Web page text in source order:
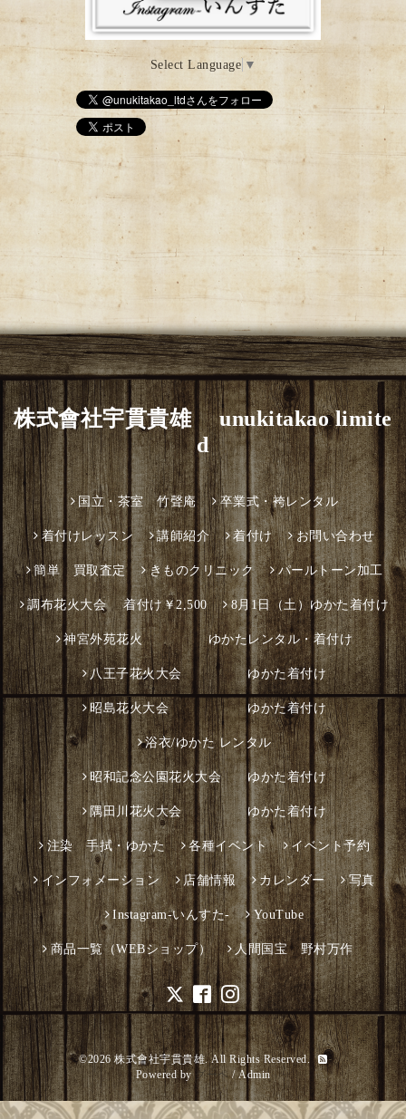
Select Language ▼
株式會社宇貫貴雄 unukitakao limite
d
国立・茶室 竹聲庵 卒業式・袴レンタル
着付けレッスン 講師紹介 着付け お問い合わせ
簡単 買取査定 きものクリニック パールトーン加工
調布花火大会 着付け￥2,500 8月1日（土）ゆかた着付け
神宮外苑花火 ゆかたレンタル・着付け
八王子花火大会 ゆかた着付け
昭島花火大会 ゆかた着付け
浴衣/ゆかた レンタル
昭和記念公園花火大会 ゆかた着付け
隅田川花火大会 ゆかた着付け
注染 手拭・ゆかた 各種イベント イベント予約
インフォメーション 店舗情報 カレンダー 写真
Instagram-いんすた- YouTube
商品一覧（WEBショップ） 人間国宝 野村万作
©2026 株式會社宇貫貴雄. All Rights Reserved.
Powered by グーペ/Admin